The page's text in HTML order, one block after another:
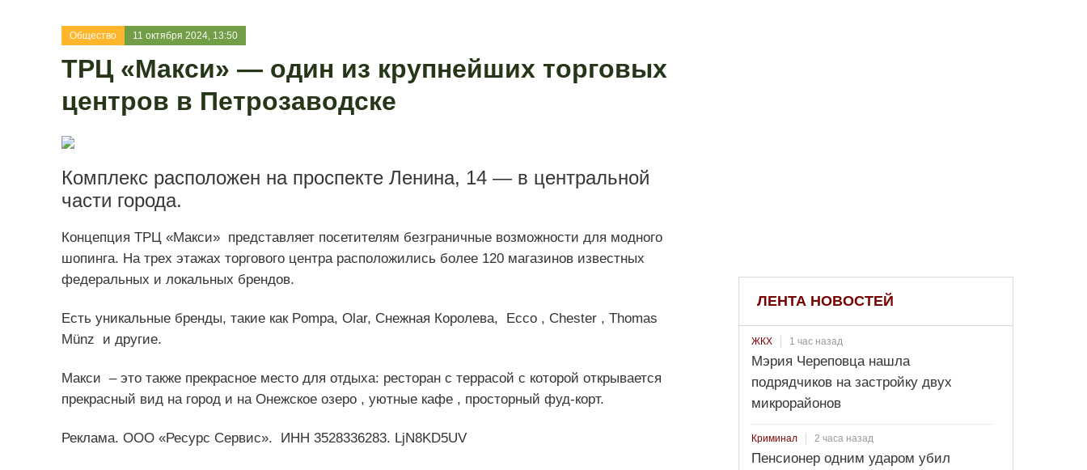
Общество 11 октября 2024, 13:50
ТРЦ «Макси» — один из крупнейших торговых
центров в Петрозаводске
Комплекс расположен на проспекте Ленина, 14 — в центральной
части города.
Концепция ТРЦ «Макси» представляет посетителям безграничные возможности для модного
шопинга. На трех этажах торгового центра расположились более 120 магазинов известных
федеральных и локальных брендов.
Есть уникальные бренды, такие как Pompa, Olar, Снежная Королева, Ecco , Chester , Thomas
Münz и другие.
Макси – это также прекрасное место для отдыха: ресторан с террасой с которой открывается
прекрасный вид на город и на Онежское озеро , уютные кафе , просторный фуд-корт.
Реклама. ООО «Ресурс Сервис». ИНН 3528336283. LjN8KD5UV
ЛЕНТА НОВОСТЕЙ
ЖКХ 1 час назад
Мэрия Череповца нашла
подрядчиков на застройку двух
микрорайонов
Криминал 2 часа назад
Пенсионер одним ударом убил